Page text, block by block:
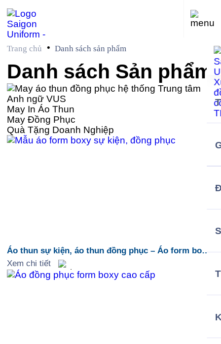
Trang chủ • Danh sách sản phẩm
Danh sách Sản phẩm
May In Áo Thun
May Đồng Phục
Quà Tặng Doanh Nghiệp
Áo thun sự kiện, áo thun đồng phục – Áo form boxy
4
Xem chi tiết